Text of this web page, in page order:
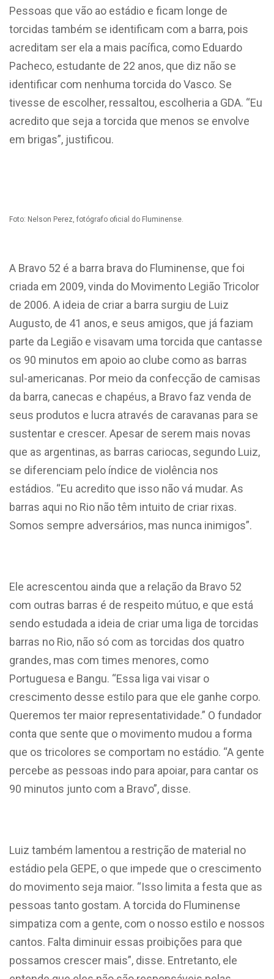
Pessoas que vão ao estádio e ficam longe de
torcidas também se identificam com a barra, pois
acreditam ser ela a mais pacífica, como Eduardo
Pacheco, estudante de 22 anos, que diz não se
identificar com nenhuma torcida do Vasco. Se
tivesse de escolher, ressaltou, escolheria a GDA. “Eu
acredito que seja a torcida que menos se envolve
em brigas”, justificou.
Foto: Nelson Perez, fotógrafo oficial do Fluminense.
A Bravo 52 é a barra brava do Fluminense, que foi
criada em 2009, vinda do Movimento Legião Tricolor
de 2006. A ideia de criar a barra surgiu de Luiz
Augusto, de 41 anos, e seus amigos, que já faziam
parte da Legião e visavam uma torcida que cantasse
os 90 minutos em apoio ao clube como as barras
sul-americanas. Por meio da confecção de camisas
da barra, canecas e chapéus, a Bravo faz venda de
seus produtos e lucra através de caravanas para se
sustentar e crescer. Apesar de serem mais novas
que as argentinas, as barras cariocas, segundo Luiz,
se diferenciam pelo índice de violência nos
estádios. “Eu acredito que isso não vá mudar. As
barras aqui no Rio não têm intuito de criar rixas.
Somos sempre adversários, mas nunca inimigos”.
Ele acrescentou ainda que a relação da Bravo 52
com outras barras é de respeito mútuo, e que está
sendo estudada a ideia de criar uma liga de torcidas
barras no Rio, não só com as torcidas dos quatro
grandes, mas com times menores, como
Portuguesa e Bangu. “Essa liga vai visar o
crescimento desse estilo para que ele ganhe corpo.
Queremos ter maior representatividade.” O fundador
conta que sente que o movimento mudou a forma
que os tricolores se comportam no estádio. “A gente
percebe as pessoas indo para apoiar, para cantar os
90 minutos junto com a Bravo”, disse.
Luiz também lamentou a restrição de material no
estádio pela GEPE, o que impede que o crescimento
do movimento seja maior. “Isso limita a festa que as
pessoas tanto gostam. A torcida do Fluminense
simpatiza com a gente, com o nosso estilo e nossos
cantos. Falta diminuir essas proibições para que
possamos crescer mais”, disse. Entretanto, ele